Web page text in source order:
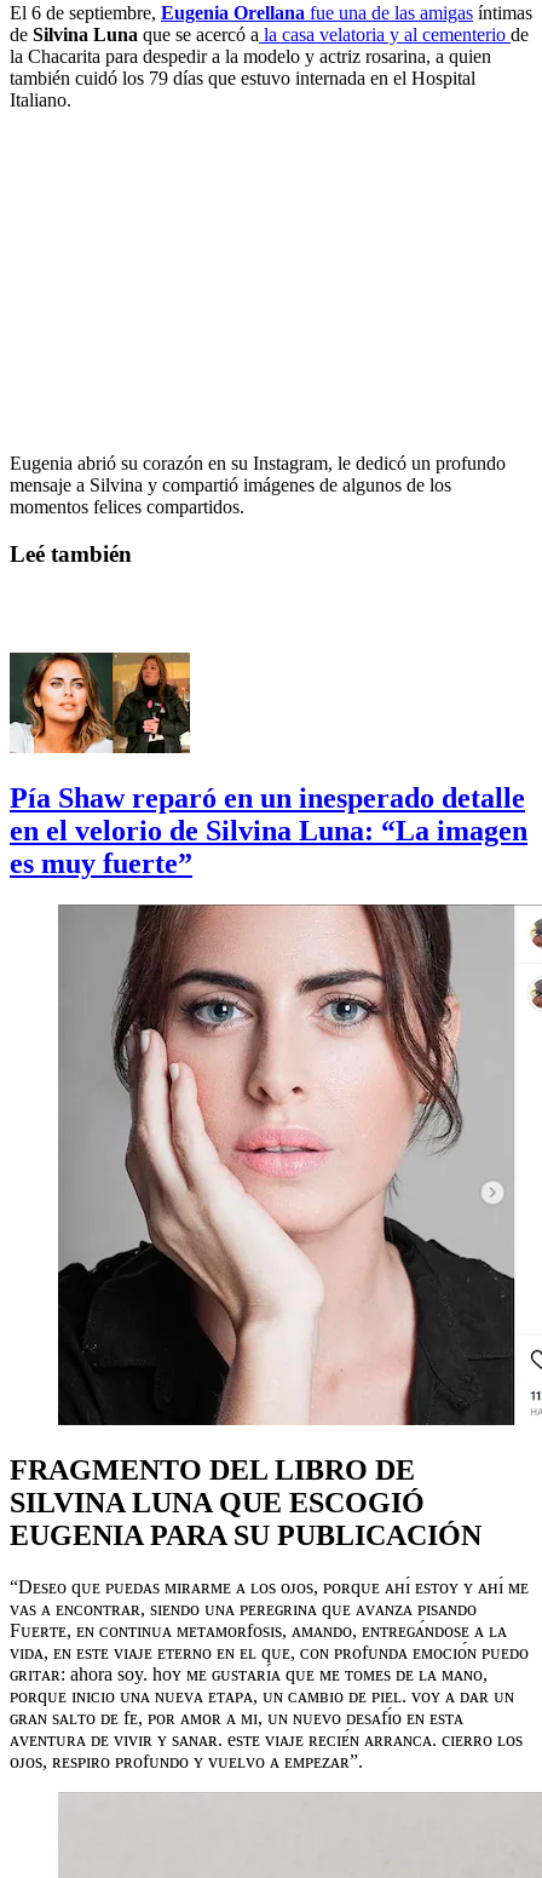
El 6 de septiembre, Eugenia Orellana fue una de las amigas íntimas
de Silvina Luna que se acercó a la casa velatoria y al cementerio de
la Chacarita para despedir a la modelo y actriz rosarina, a quien
también cuidó los 79 días que estuvo internada en el Hospital
Italiano.
Eugenia abrió su corazón en su Instagram, le dedicó un profundo
mensaje a Silvina y compartió imágenes de algunos de los
momentos felices compartidos.
Leé también
Pía Shaw reparó en un inesperado detalle
en el velorio de Silvina Luna: “La imagen
es muy fuerte”
FRAGMENTO DEL LIBRO DE
SILVINA LUNA QUE ESCOGIÓ
EUGENIA PARA SU PUBLICACIÓN
“Dᴇsᴇᴏ qᴜᴇ ᴘᴜᴇᴅᴀs ᴍɪʀᴀʀᴍᴇ ᴀ ʟᴏs ᴏᴊᴏs, ᴘᴏʀqᴜᴇ ᴀʜɪ́ ᴇsᴛᴏʏ ʏ ᴀʜɪ́ ᴍᴇ
ᴠᴀs ᴀ ᴇɴᴄᴏɴᴛʀᴀʀ, sɪᴇɴᴅᴏ ᴜɴᴀ ᴘᴇʀᴇɢʀɪɴᴀ qᴜᴇ ᴀᴠᴀɴᴢᴀ ᴘɪsᴀɴᴅᴏ
Fᴜᴇʀᴛᴇ, ᴇɴ ᴄᴏɴᴛɪɴᴜᴀ ᴍᴇᴛᴀᴍᴏʀfᴏsɪs, ᴀᴍᴀɴᴅᴏ, ᴇɴᴛʀᴇɢᴀ́ɴᴅᴏsᴇ ᴀ ʟᴀ
ᴠɪᴅᴀ, ᴇɴ ᴇsᴛᴇ ᴠɪᴀᴊᴇ ᴇᴛᴇʀɴᴏ ᴇɴ ᴇʟ qᴜᴇ, ᴄᴏɴ ᴘʀᴏfᴜɴᴅᴀ ᴇᴍᴏᴄɪᴏ́ɴ ᴘᴜᴇᴅᴏ
ɢʀɪᴛᴀʀ: ahora soy. hᴏʏ ᴍᴇ ɢᴜsᴛᴀʀɪ́ᴀ qᴜᴇ ᴍᴇ ᴛᴏᴍᴇs ᴅᴇ ʟᴀ ᴍᴀɴᴏ,
ᴘᴏʀqᴜᴇ ɪɴɪᴄɪᴏ ᴜɴᴀ ɴᴜᴇᴠᴀ ᴇᴛᴀᴘᴀ, ᴜɴ ᴄᴀᴍʙɪᴏ ᴅᴇ ᴘɪᴇʟ. vᴏʏ ᴀ ᴅᴀʀ ᴜɴ
ɢʀᴀɴ sᴀʟᴛᴏ ᴅᴇ fᴇ, ᴘᴏʀ ᴀᴍᴏʀ ᴀ ᴍɪ, ᴜɴ ɴᴜᴇᴠᴏ ᴅᴇsᴀfɪ́ᴏ ᴇɴ ᴇsᴛᴀ
ᴀᴠᴇɴᴛᴜʀᴀ ᴅᴇ ᴠɪᴠɪʀ ʏ sᴀɴᴀʀ. esᴛᴇ ᴠɪᴀᴊᴇ ʀᴇᴄɪᴇ́ɴ ᴀʀʀᴀɴᴄᴀ. cɪᴇʀʀᴏ ʟᴏs
ᴏᴊᴏs, ʀᴇsᴘɪʀᴏ ᴘʀᴏfᴜɴᴅᴏ ʏ ᴠᴜᴇʟᴠᴏ ᴀ ᴇᴍᴘᴇᴢᴀʀ”.